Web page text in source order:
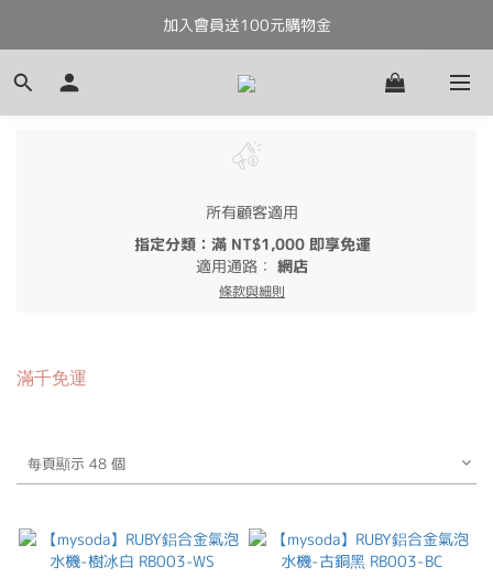
全館滿千免運
加入會員送100元購物金
全館滿千免運
所有顧客適用
指定分類：滿 NT$1,000 即享免運
適用通路： 網店
條款與細則
滿千免運
每頁顯示 48 個